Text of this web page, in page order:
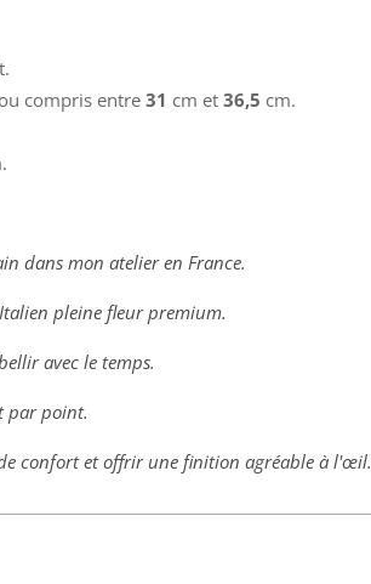
compris entre 31 cm et 36,5 cm.
dans mon atelier en France.
pleine fleur premium.
avec le temps.
par point.
confort et offrir une finition agréable à l'œil.